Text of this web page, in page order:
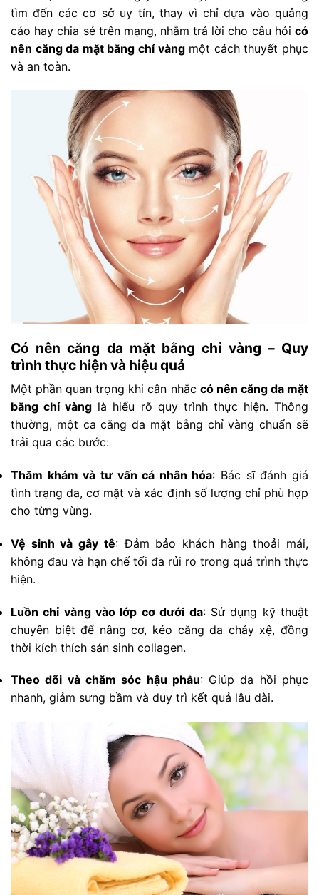
tìm đến các cơ sở uy tín, thay vì chỉ dựa vào quảng
cáo hay chia sẻ trên mạng, nhằm trả lời cho câu hỏi có
nên căng da mặt bằng chỉ vàngmột cách thuyết phục
và an toàn.
Có nên căng da mặt bằng chỉ vàng – Quy
trình thực hiện và hiệu quả
Một phần quan trọng khi cân nhắc có nên căng da mặt
bằng chỉ vàng là hiểu rõ quy trình thực hiện. Thông
thường, một ca căng da mặt bằng chỉ vàng chuẩn sẽ
trải qua các bước:
Thăm khám và tư vấn cá nhân hóa: Bác sĩ đánh giá
tình trạng da, cơ mặt và xác định số lượng chỉ phù hợp
cho từng vùng.
Vệ sinh và gây tê: Đảm bảo khách hàng thoải mái,
không đau và hạn chế tối đa rủi ro trong quá trình thực
hiện.
Luồn chỉ vàng vào lớp cơ dưới da: Sử dụng kỹ thuật
chuyên biệt để nâng cơ, kéo căng da chảy xệ, đồng
thời kích thích sản sinh collagen.
Theo dõi và chăm sóc hậu phẫu: Giúp da hồi phục
nhanh, giảm sưng bầm và duy trì kết quả lâu dài.